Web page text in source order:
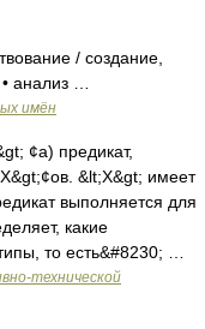
/ создание,
анализ …
имён
¢а) предикат,
&lt;Х&gt; имеет
выполняется для
какие
то есть&#8230; …
технической